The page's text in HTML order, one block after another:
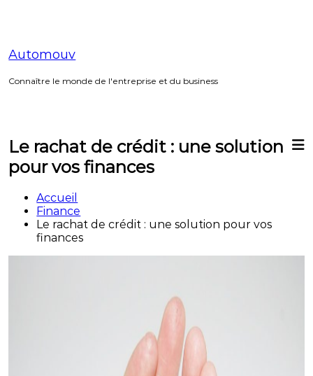
Automouv
Connaître le monde de l'entreprise et du business
Le rachat de crédit : une solution
pour vos finances
Accueil
Finance
Le rachat de crédit : une solution pour vos
finances